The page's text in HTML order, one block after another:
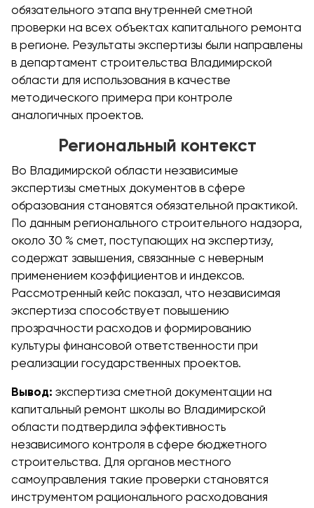
обязательного этапа внутренней сметной
проверки на всех объектах капитального ремонта
в регионе. Результаты экспертизы были направлены
в департамент строительства Владимирской
области для использования в качестве
методического примера при контроле
аналогичных проектов.
Региональный контекст
Во Владимирской области независимые
экспертизы сметных документов в сфере
образования становятся обязательной практикой.
По данным регионального строительного надзора,
около 30 % смет, поступающих на экспертизу,
содержат завышения, связанные с неверным
применением коэффициентов и индексов.
Рассмотренный кейс показал, что независимая
экспертиза способствует повышению
прозрачности расходов и формированию
культуры финансовой ответственности при
реализации государственных проектов.
Вывод: экспертиза сметной документации на
капитальный ремонт школы во Владимирской
области подтвердила эффективность
независимого контроля в сфере бюджетного
строительства. Для органов местного
самоуправления такие проверки становятся
инструментом рационального расходования